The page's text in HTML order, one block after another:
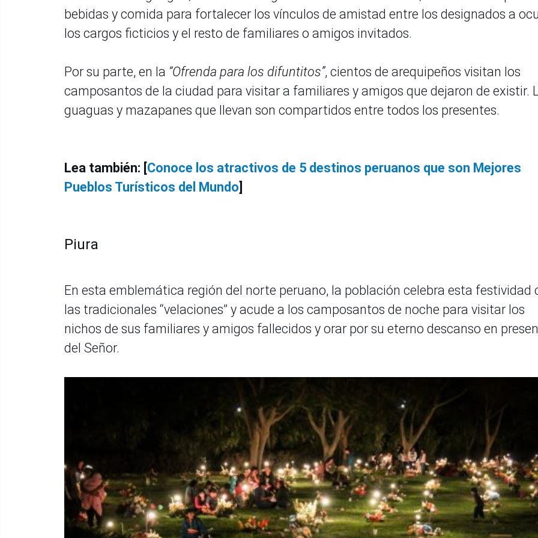
bebidas y comida para fortalecer los vínculos de amistad entre los designados a
los cargos ficticios y el resto de familiares o amigos invitados.
Por su parte, en la “Ofrenda para los difuntitos”, cientos de arequipeños visitan los
camposantos de la ciudad para visitar a familiares y amigos que dejaron de existir.
guaguas y mazapanes que llevan son compartidos entre todos los presentes.
Lea también: [Conoce los atractivos de 5 destinos peruanos que son Mejores
Pueblos Turísticos del Mundo]
Piura
En esta emblemática región del norte peruano, la población celebra esta festividad
las tradicionales “velaciones” y acude a los camposantos de noche para visitar los
nichos de sus familiares y amigos fallecidos y orar por su eterno descanso en
del Señor.